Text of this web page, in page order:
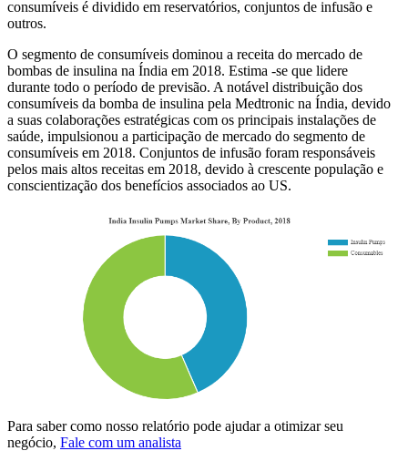
consumíveis é dividido em reservatórios, conjuntos de infusão e
outros.
O segmento de consumíveis dominou a receita do mercado de
bombas de insulina na Índia em 2018. Estima -se que lidere
durante todo o período de previsão. A notável distribuição dos
consumíveis da bomba de insulina pela Medtronic na Índia, devido
a suas colaborações estratégicas com os principais instalações de
saúde, impulsionou a participação de mercado do segmento de
consumíveis em 2018. Conjuntos de infusão foram responsáveis ​​
pelos mais altos receitas em 2018, devido à crescente população e
conscientização dos benefícios associados ao US.
Para saber como nosso relatório pode ajudar a otimizar seu
negócio, Fale com um analista